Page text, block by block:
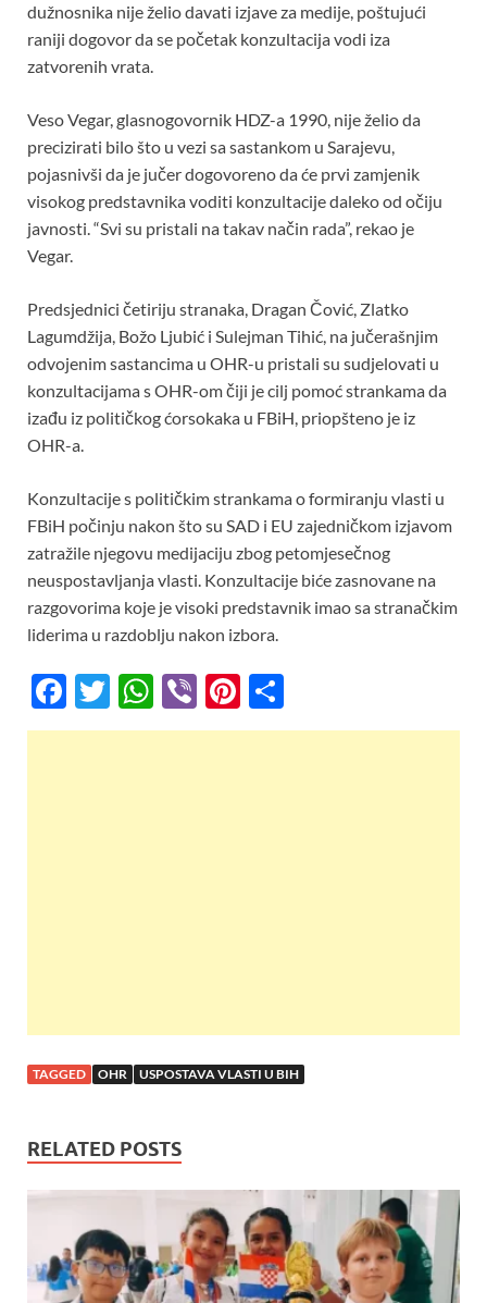
dužnosnika nije želio davati izjave za medije, poštujući
raniji dogovor da se početak konzultacija vodi iza
zatvorenih vrata.
Veso Vegar, glasnogovornik HDZ-a 1990, nije želio da
precizirati bilo što u vezi sa sastankom u Sarajevu,
pojasnivši da je jučer dogovoreno da će prvi zamjenik
visokog predstavnika voditi konzultacije daleko od očiju
javnosti. “Svi su pristali na takav način rada”, rekao je
Vegar.
Predsjednici četiriju stranaka, Dragan Čović, Zlatko
Lagumdžija, Božo Ljubić i Sulejman Tihić, na jučerašnjim
odvojenim sastancima u OHR-u pristali su sudjelovati u
konzultacijama s OHR-om čiji je cilj pomoć strankama da
izađu iz političkog ćorsokaka u FBiH, priopšteno je iz
OHR-a.
Konzultacije s političkim strankama o formiranju vlasti u
FBiH počinju nakon što su SAD i EU zajedničkom izjavom
zatražile njegovu medijaciju zbog petomjesečnog
neuspostavljanja vlasti. Konzultacije biće zasnovane na
razgovorima koje je visoki predstavnik imao sa stranačkim
liderima u razdoblju nakon izbora.
F
ac
T
w
W
h
Vi
b
Pi
nt h
TAGGED OHR USPOSTAVA VLASTI U BIH
RELATED POSTS